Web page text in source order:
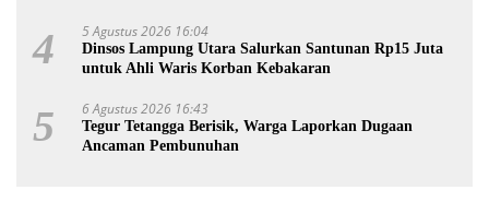
4 5 Agustus 2026 16:04
Dinsos Lampung Utara Salurkan Santunan Rp15 Juta
untuk Ahli Waris Korban Kebakaran
5 6 Agustus 2026 16:43
Tegur Tetangga Berisik, Warga Laporkan Dugaan
Ancaman Pembunuhan